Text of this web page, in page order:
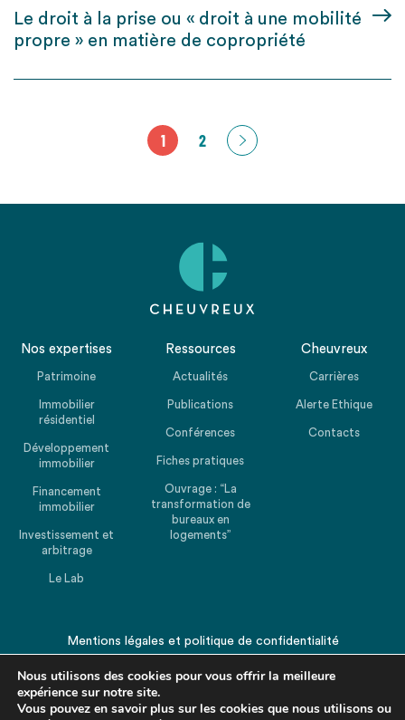
Le droit à la prise ou « droit à une mobilité
propre » en matière de copropriété
1 2
Nos expertises
Patrimoine
Immobilier
résidentiel
Développement
immobilier
Financement
immobilier
Investissement et
arbitrage
Le Lab
Ressources
Actualités
Publications
Conférences
Fiches pratiques
Ouvrage : “La
transformation de
bureaux en
logements”
Cheuvreux
Carrières
Alerte Ethique
Contacts
Mentions légales et politique de confidentialité
Nous utilisons des cookies pour vous offrir la meilleure
expérience sur notre site.
Vous pouvez en savoir plus sur les cookies que nous utilisons ou